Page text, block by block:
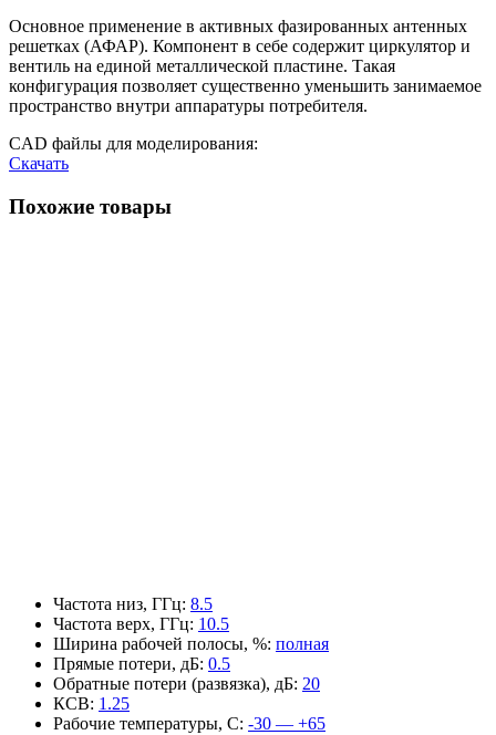
Основное применение в активных фазированных антенных
решетках (АФАР). Компонент в себе содержит циркулятор и
вентиль на единой металлической пластине. Такая
конфигурация позволяет существенно уменьшить занимаемое
пространство внутри аппаратуры потребителя.
CAD файлы для моделирования:
Скачать
Похожие товары
Частота низ, ГГц: 8.5
Частота верх, ГГц: 10.5
Ширина рабочей полосы, %: полная
Прямые потери, дБ: 0.5
Обратные потери (развязка), дБ: 20
КСВ: 1.25
Рабочие температуры, С: -30 — +65